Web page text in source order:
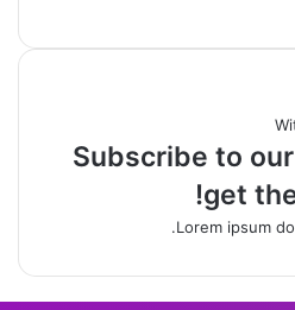
Subscribe to
get
Lorem ipsum